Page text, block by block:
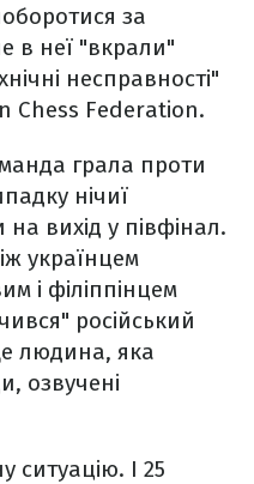
за
в неї "вкрали"
несправності"
Chess Federation.
грала проти
нічиї
вихід у півфінал.
українцем
і філіппінцем
російський
людина, яка
озвучені
ситуацію. І 25